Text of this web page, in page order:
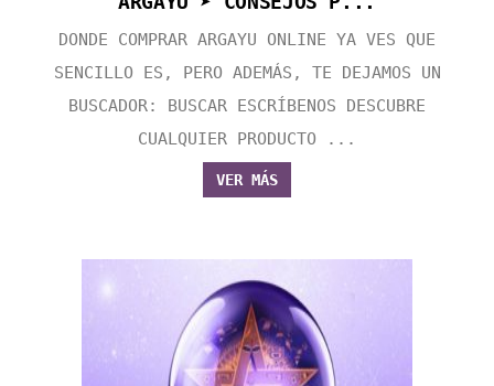
DONDE COMPRAR ARGAYU ONLINE YA VES QUE
SENCILLO ES, PERO ADEMÁS, TE DEJAMOS UN
BUSCADOR: BUSCAR ESCRÍBENOS DESCUBRE
CUALQUIER PRODUCTO ...
VER MÁS